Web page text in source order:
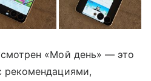
«Мой день» — это
рекомендациями,